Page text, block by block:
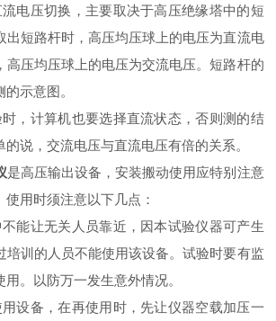
压切换，主要取决于高压绝缘塔中的短
出短路杆时，高压均压球上的电压为直流电
高压均压球上的电压为交流电压。短路杆的
示意图。
计算机也要选择直流状态，否则测的结
说，交流电压与直流电压有倍的关系。
是高压输出设备，安装搬动使用应特别注意
使用时须注意以下几点：
让无关人员靠近，因本试验仪器可产生
培训的人员不能使用该设备。试验时要有监
。以防万一发生意外情况。
备，在再使用时，先让仪器空载加压一